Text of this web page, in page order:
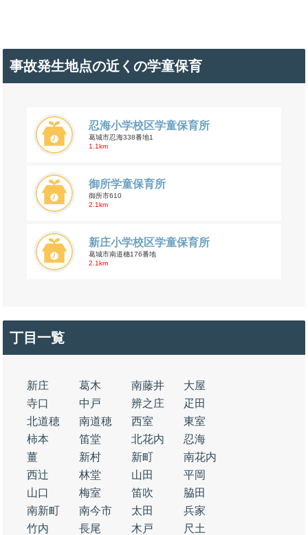
事故発生地点の近くの学童保育
忍海小学校区学童保育所
葛城市忍海338番地1
1.1km
御所学童保育所
御所市610
2.1km
新庄小学校区学童保育所
葛城市南道穗176番地
2.1km
丁目一覧
新庄 葛木 南藤井
大屋
寺口
中戸 辨之庄
疋田
北道穂
南道穂 西室
東室
柿本
笛堂 北花内
忍海
薑
新村 新町
南花内
西辻
林堂 山田
平岡
山口
梅室 笛吹
脇田
南新町
南今市 太田
兵家
竹内
長尾 木戸
尺土